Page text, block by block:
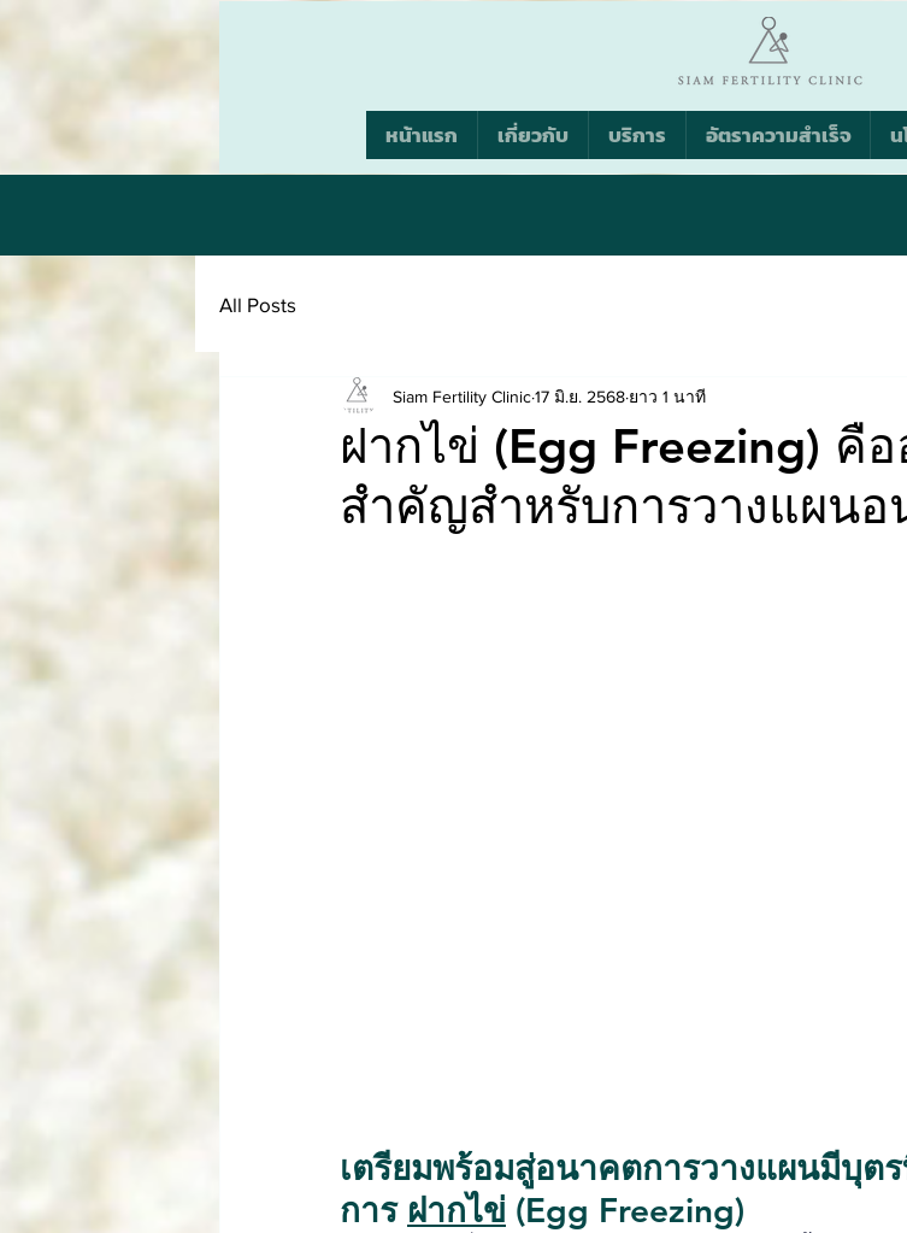
หน้าแรก เกี่ยวกับ บริการ อัตราความสำเร็จ
All Posts
ฝากไข่ (Egg Freezing) คือ
สำคัญสำหรับการวางแผนอ
Siam Fertility Clinic17 มิ.ย. 2568 ยาว 1 นาที
เตรียมพร้อมสู่อนาคตการวางแผนมีบุต
การ ฝากไข่ (Egg Freezing)